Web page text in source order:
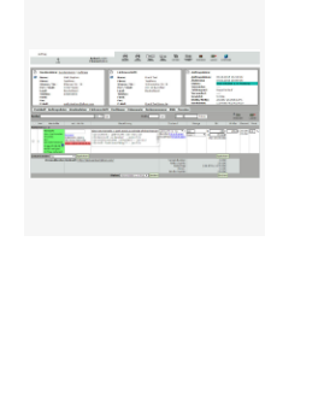
Preisgruppen
Sperrliste
Zustands-Abfragen